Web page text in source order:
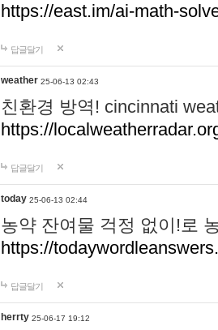
https://east.im/ai-math-
답글달기
weather 25-06-13 02:43
친환경 방역! cincinnati
https://
답글달기
today 25-06-13 02:44
농약 잔여물 걱정 없이!로
https://
답글달기
herrty 25-06-17 19:12